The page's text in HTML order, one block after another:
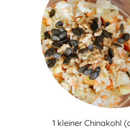
1 kleiner Chinakohl